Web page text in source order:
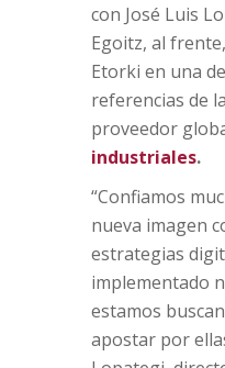
con José Luis
Egoitz, al
Etorki en una
referencias de
proveedor
industriales.
“Confiamos
nueva imagen
estrategias
implementado
estamos
apostar por